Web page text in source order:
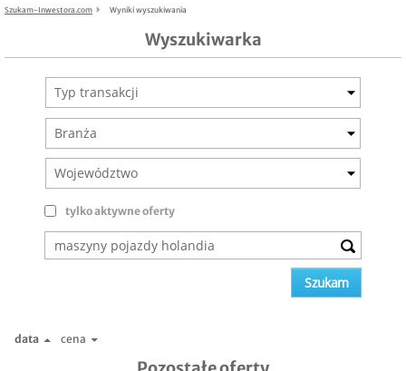
Szukam-Inwestora.com Wyniki wyszukiwania
Wyszukiwarka
Typ transakcji
Branża
Województwo
tylko aktywne oferty
data cena